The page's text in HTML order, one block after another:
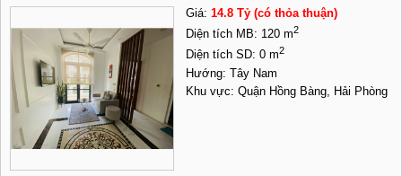
Giá: 14.8 Tỷ (có thỏa thuận)
Diện tích MB: 120 m2
Diện tích SD: 0 m2
Hướng: Tây Nam
Khu vực: Quận Hồng Bàng, Hải Phòng